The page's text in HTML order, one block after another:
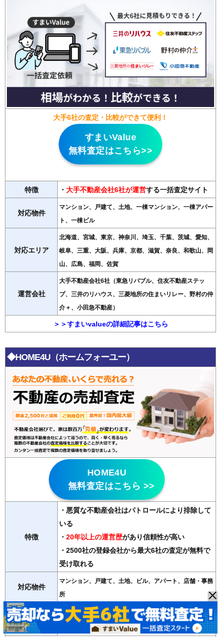
大手6社の査定・比較ができて便利！
すまいValue
無料査定はこちら>>
特徴 ・ 大手不動産会社6社が運営する一括査定サイト
対応物件
マンション、戸建て、土地、一棟マンション、一棟アパー
ト、一棟ビル
対応エリア
北海道、宮城、東京、神奈川、埼玉、千葉、茨城、愛知、
岐阜、三重、大阪、兵庫、京都、滋賀、奈良、和歌山、岡
山、広島、福岡、佐賀
運営会社
大手不動産会社6社（東急リバブル、住友不動産ステッ
プ、三井のリハウス、三菱地所の住まいリレー、野村の仲
介＋、小田急不動産）
＞＞すまいvalueの詳細記事はこちら
◆HOME4U（ホームフォーユー）
HOME4U
無料査定はこちら >>
特徴
・悪質な不動産会社はパトロールにより排除して
いる
・ 20年以上の運営歴があり信頼性が高い
・2500社の登録会社から最大6社の査定が無料で
受け取れる
対応物件
マンション、戸建て、土地、ビル、アパート、店舗・事務
所
紹介会社数 最大6社
運営会社 NTTデータ・ウィズ（東証プライム子会社）